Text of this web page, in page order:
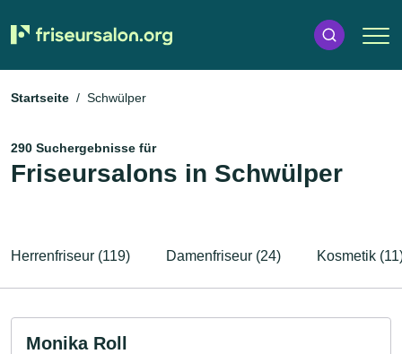
Startseite Schwülper
290 Suchergebnisse für
Friseursalons in Schwülper
Herrenfriseur (119) Damenfriseur (24) Kosmetik
Monika Roll